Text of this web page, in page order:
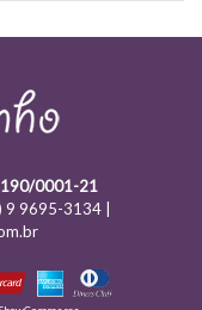
0001-21
9 9695-3134 |